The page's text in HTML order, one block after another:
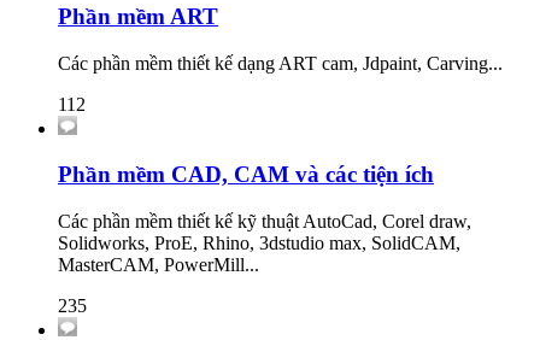
Phần mềm ART
Các phần mềm thiết kế dạng ART cam, Jdpaint, Carving...
112
Phần mềm CAD, CAM và các tiện ích
Các phần mềm thiết kế kỹ thuật AutoCad, Corel draw,
Solidworks, ProE, Rhino, 3dstudio max, SolidCAM,
MasterCAM, PowerMill...
235